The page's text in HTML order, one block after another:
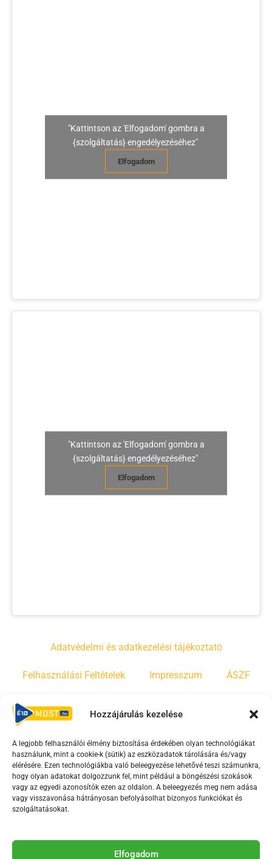
Hozzájárulás kezelése
A legjobb felhasználói élmény biztosítása érdekében olyan technológiákat
használunk, mint a cookie-k (sütik) az eszközadatok tárolására és/vagy
elérésére. Ezen technológiákba való beleegyezése lehetővé teszi számunkra,
hogy olyan adatokat dolgozzunk fel, mint például a böngészési szokások
vagy az egyedi azonosítók ezen az oldalon. A beleegyezés meg nem adása
vagy visszavonása hátrányosan befolyásolhat bizonyos funkciókat és
szolgáltatásokat.
Elfogadom
"Kattintson az 'Elfogadom' gombra a
{szolgáltatás} engedélyezéséhez"
Elfogadom
"Kattintson az 'Elfogadom' gombra a
{szolgáltatás} engedélyezéséhez"
Elfogadom
Adatvédelmi és adatkezelési tájékoztató
Felhasználási Feltételek Impresszum ÁSZF
Irányelvek
F
a
c
e
b
o
Y
o
u
t
u
e
T
i
k
t
Az Érd Média médiaszolgáltatási tevékenységét a